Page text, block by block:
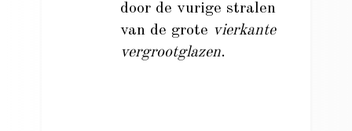
door de vurige stralen
van de grote vierkante
vergrootglazen.